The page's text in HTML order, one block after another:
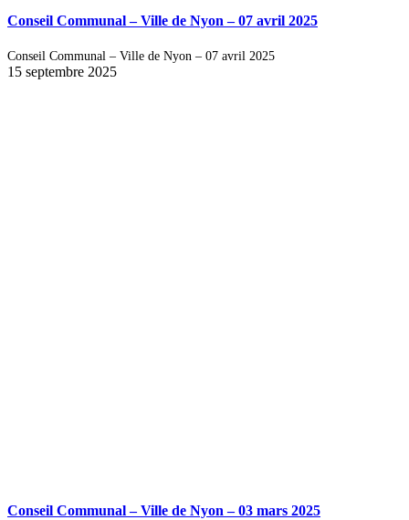
Conseil Communal – Ville de Nyon – 07 avril 2025
Conseil Communal – Ville de Nyon – 07 avril 2025
15 septembre 2025
Conseil Communal – Ville de Nyon – 03 mars 2025